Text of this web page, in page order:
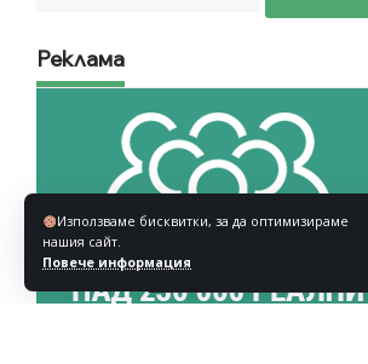
Използваме бисквитки, за да оптимизираме
нашия сайт.
Повече информация
Реклама